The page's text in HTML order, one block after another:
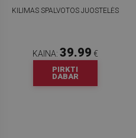
KILIMAS SPALVOTOS JUOSTELĖS
KAINA: 39.99 €
PIRKTI
DABAR